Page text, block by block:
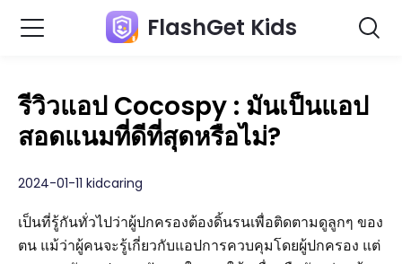
FlashGet Kids
รีวิวแอป Cocospy : มันเป็นแอป
สอดแนมที่ดีที่สุดหรือไม่?
2024-01-11 kidcaring
เป็นที่รู้กันทั่วไปว่าผู้ปกครองต้องดิ้นรนเพื่อติดตามดูลูกๆ ของ
ตน แม้ว่าผู้คนจะรู้เกี่ยวกับแอปการควบคุมโดยผู้ปกครอง แต่